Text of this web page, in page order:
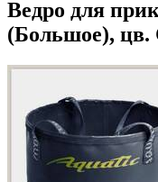
Ведро для
(Большое), цв.